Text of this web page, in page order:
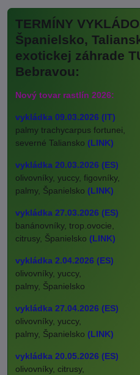
TERMÍNY
Španielsko,
exotickej záhrade
Bebravou:
Nový tovar rastlín 2026:
vykládka 09.03.2026 (IT)
palmy trachycarpus fortunei,
severné Taliansko (LINK)
vykládka 20.03.2026 (ES)
olivovníky, yuccy, figovníky,
palmy, Španielsko (LINK)
vykládka 27.03.2026 (ES)
banánovníky, trop.ovocie,
citrusy, Španielsko (LINK)
vykládka 2.04.2026 (ES)
olivovníky, yuccy,
palmy, Španielsko
vykládka 27.04.2026 (ES)
olivovníky, yuccy,
palmy, Španielsko (LINK)
vykládka 20.05.2026 (ES)
olivovníky, citrusy,